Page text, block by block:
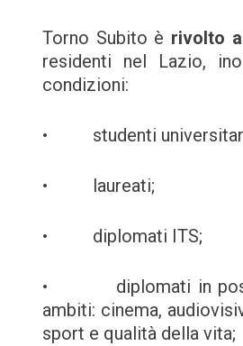
Torno Subito è rivolto
residenti nel Lazio,
condizioni:
• studenti
• laureati;
• diplomati ITS;
• diplomati in
ambiti: cinema,
sport e qualità della vita;